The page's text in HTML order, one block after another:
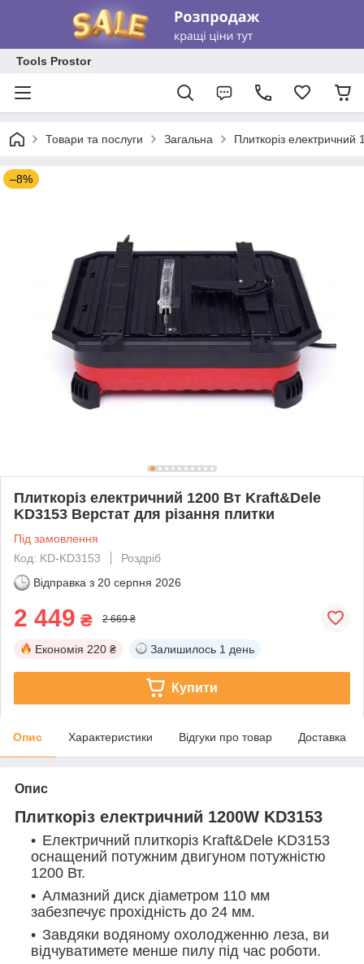
Tools Prostor
Товари та послуги Загальна Плиткоріз
–8%
Плиткоріз електричний 1200 Вт Kraft&Dele
KD3153 Верстат для різання плитки
Під замовлення
Код: KD-KD3153
Роздріб
Відправка з 20 серпня 2026
2 449 ₴ 2 669 ₴
Економія 220 ₴ Залишилось 1 день
Купити
Опис Характеристики Відгуки про товар Доставка
Опис
Плиткоріз електричний 1200W KD3153
Електричний плиткоріз Kraft&Dele KD3153
оснащений потужним двигуном потужністю
1200 Вт.
Алмазний диск діаметром 110 мм
забезпечує прохідність до 24 мм.
Завдяки водяному охолодженню леза, ви
відчуватимете менше пилу під час роботи.